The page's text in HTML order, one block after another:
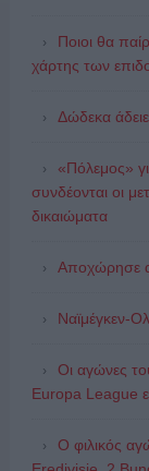
Ποιοι θα
χάρτης των
Δώδεκα
«Πόλεμος»
συνδέονται οι
δικαιώματα
Αποχώρησε
Ναϊμέγκεν-
Οι αγώνες
Europa League
Ο φιλικός